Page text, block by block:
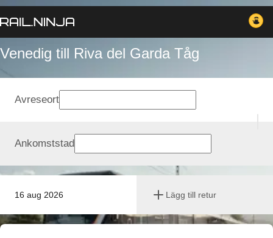
Venedig till Riva del Garda Tåg
16 aug 2026 Lägg till retur
Avreseort
Ankomststad